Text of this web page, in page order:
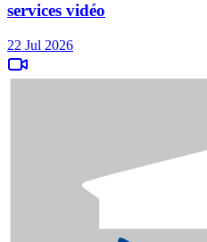
services vidéo
22 Jul 2026